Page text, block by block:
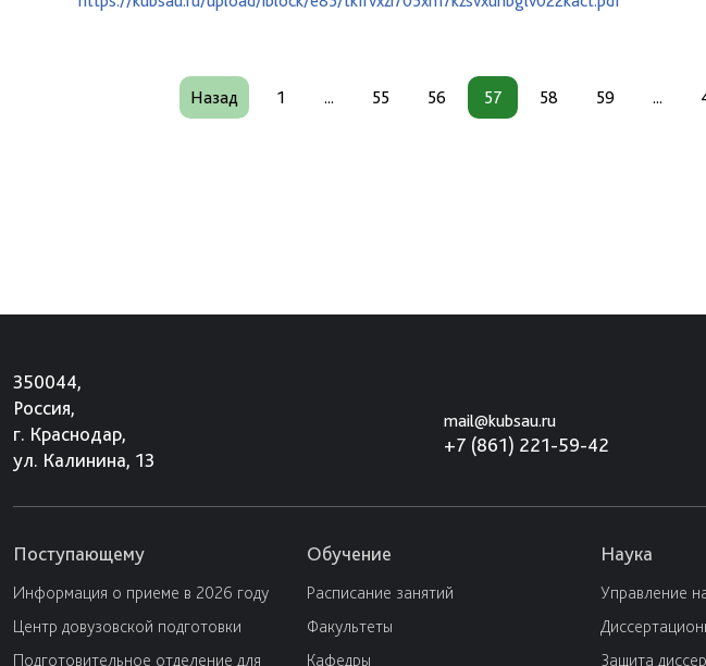
Назад 1 ... 55 56 57 58 59 ...
350044,
Россия,
г. Краснодар,
ул. Калинина, 13
mail@kubsau.ru
+7 (861) 221-59-42
Поступающему
Информация о приеме в 2026 году
Центр довузовской подготовки
Подготовительное отделение для
Обучение
Расписание занятий
Факультеты
Кафедры
Наука
Управление
Защита